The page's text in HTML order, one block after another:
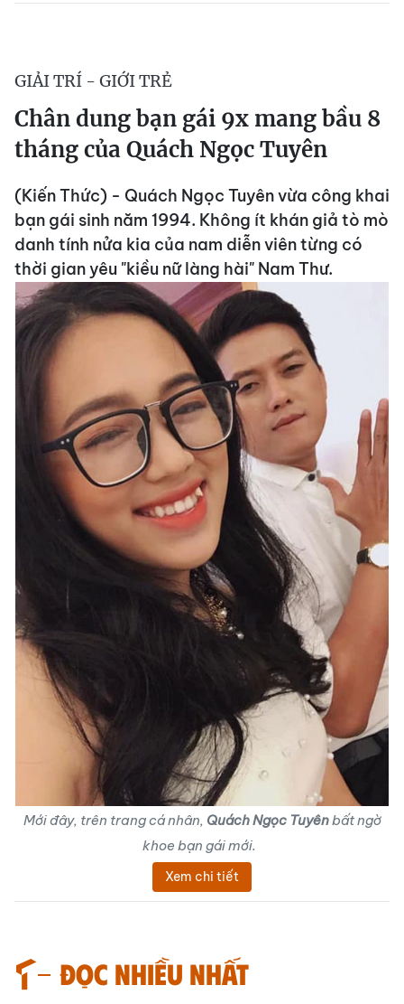
GIẢI TRÍ - GIỚI TRẺ
Chân dung bạn gái 9x mang bầu 8
tháng của Quách Ngọc Tuyên
(Kiến Thức) - Quách Ngọc Tuyên vừa công khai
bạn gái sinh năm 1994. Không ít khán giả tò mò
danh tính nửa kia của nam diễn viên từng có
thời gian yêu "kiều nữ làng hài" Nam Thư.
Mới đây, trên trang cá nhân, Quách Ngọc Tuyênbất ngờ
khoe bạn gái mới.
Xem chi tiết
Đọc nhiều nhất